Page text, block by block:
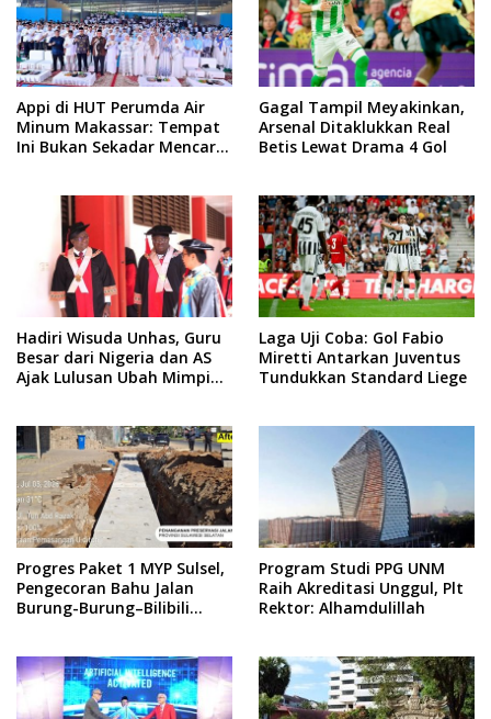
Appi di HUT Perumda Air
Minum Makassar: Tempat
Ini Bukan Sekadar Mencari
Gagal Tampil Meyakinkan,
Arsenal Ditaklukkan Real
Betis Lewat Drama 4 Gol
Hadiri Wisuda Unhas, Guru
Besar dari Nigeria dan AS
Ajak Lulusan Ubah Mimpi
Laga Uji Coba: Gol Fabio
Miretti Antarkan Juventus
Tundukkan Standard Liege
Progres Paket 1 MYP Sulsel,
Pengecoran Bahu Jalan
Burung-Burung–Bilibili
Program Studi PPG UNM
Raih Akreditasi Unggul, Plt
Rektor: Alhamdulillah